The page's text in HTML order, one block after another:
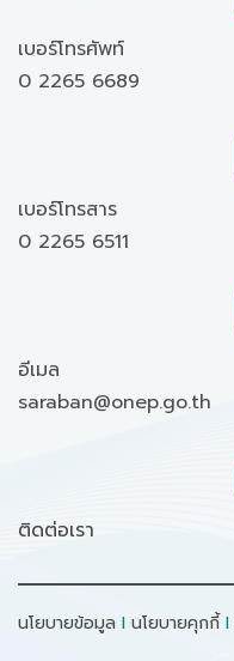
เบอร์โทรศัพท์
0 2265 6689
เบอร์โทรสาร
0 2265 6511
อีเมล
saraban@onep.go.th
ติดต่อเรา
นโยบายข้อมูล I นโยบายคุกกี้ I